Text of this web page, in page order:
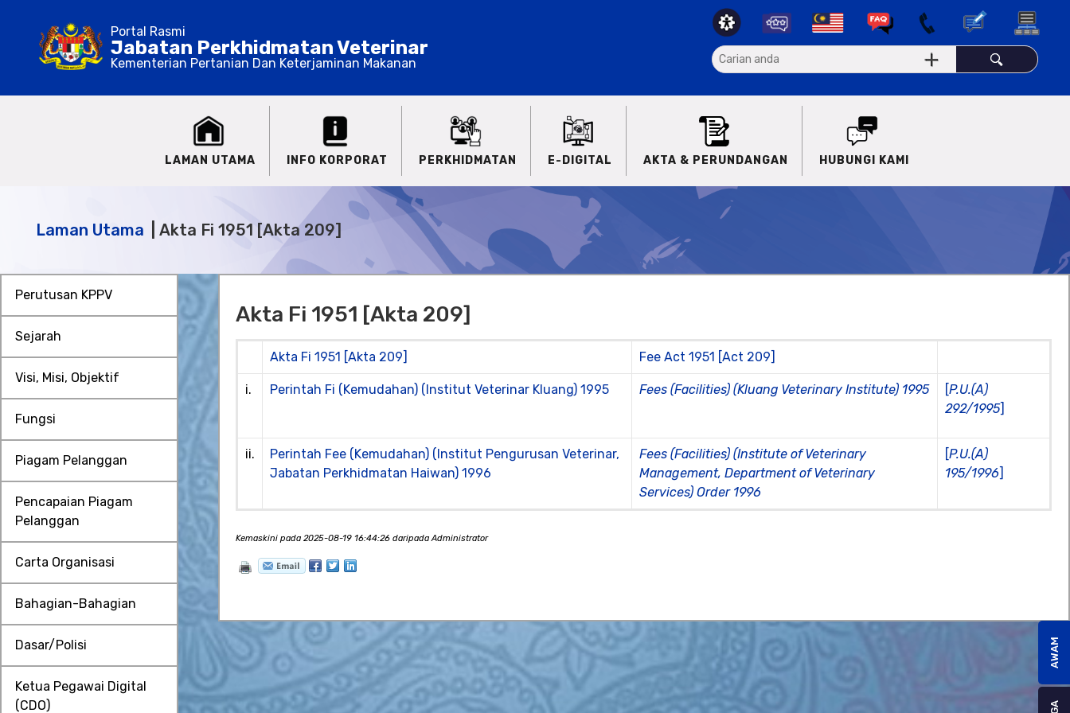
Portal Rasmi
Jabatan Perkhidmatan Veterinar
Kementerian Pertanian Dan Keterjaminan Makanan
LAMAN UTAMA INFO KORPORAT PERKHIDMATAN E-DIGITAL AKTA & PERUNDANGAN HUBUNGI KAMI
Laman Utama Akta Fi 1951 [Akta 209]
Perutusan KPPV
Sejarah
Visi, Misi, Objektif
Fungsi
Piagam Pelanggan
Pencapaian Piagam
Pelanggan
Carta Organisasi
Bahagian-Bahagian
Dasar/Polisi
Ketua Pegawai Digital
(CDO)
Akta Fi 1951 [Akta 209]
Akta Fi 1951 [Akta 209] Fee Act 1951 [Act 209]
i. Perintah Fi (Kemudahan) (Institut Veterinar Kluang) 1995 Fees (Facilities) (Kluang Veterinary Institute) 1995 [P.U.(A)
292/1995]
ii.
Perintah Fee (Kemudahan) (Institut Pengurusan Veterinar,
Jabatan Perkhidmatan Haiwan) 1996
Fees (Facilities) (Institute of Veterinary
Management, Department of Veterinary
Services) Order 1996
[P.U.(A)
195/1996]
Kemaskini pada 2025-08-19 16:44:26 daripada Administrator
AWAM